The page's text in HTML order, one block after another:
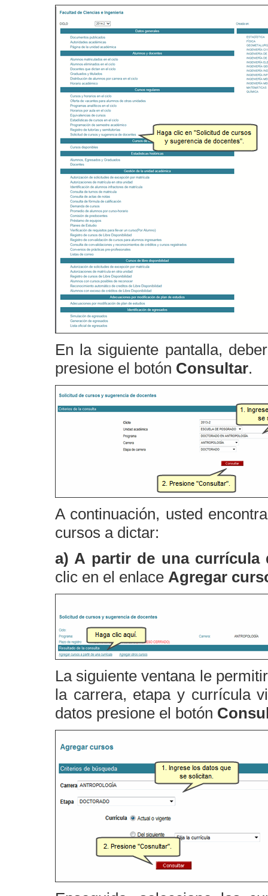
En la siguiente pantalla,
presione el botón Consultar.
A continuación, usted
cursos a dictar:
a) A partir de una
clic en el enlace Agregar
La siguiente ventana le
la carrera, etapa y currícula
datos presione el botón